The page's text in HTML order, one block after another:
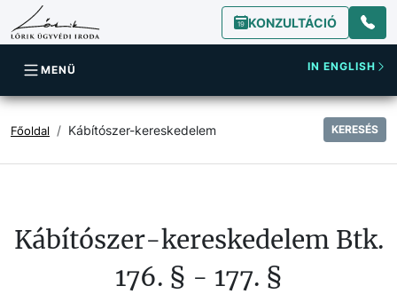
KONZULTÁCIÓ
MENÜ IN ENGLISH
Főoldal Kábítószer-kereskedelem KERESÉS
Kábítószer-kereskedelem Btk.
176. § - 177. §